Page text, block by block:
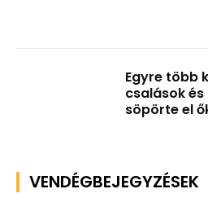
Egyre több
csalások
söpörte el
VENDÉGBEJEGYZÉSEK